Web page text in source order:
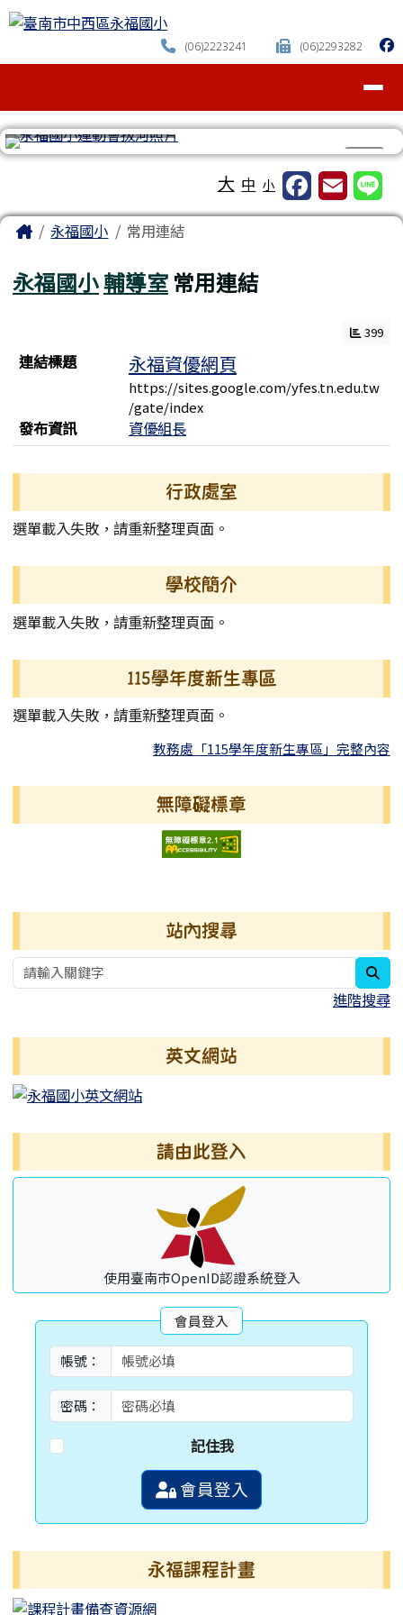
跳至主內容區
臺南市中西區永福國小
(06)2223241 (06)2293282
⏸
大 中 小
主內容區域
Home永福國小 常用連結
永福國小輔導室 常用連結
399
連結列表
連結標題 永福資優網頁
https://sites.google.com/yfes.tn.edu.tw
/gate/index
發布資訊 資優組長
行政處室
選單載入失敗，請重新整理頁面。
學校簡介
選單載入失敗，請重新整理頁面。
115學年度新生專區
選單載入失敗，請重新整理頁面。
教務處「115學年度新生專區」完整內容
無障礙標章
站內搜尋
進階搜尋
英文網站
請由此登入
使用臺南市OpenID認證系統登入
會員登入
帳號：
密碼：
記住我
會員登入
永福課程計畫
頁尾區域